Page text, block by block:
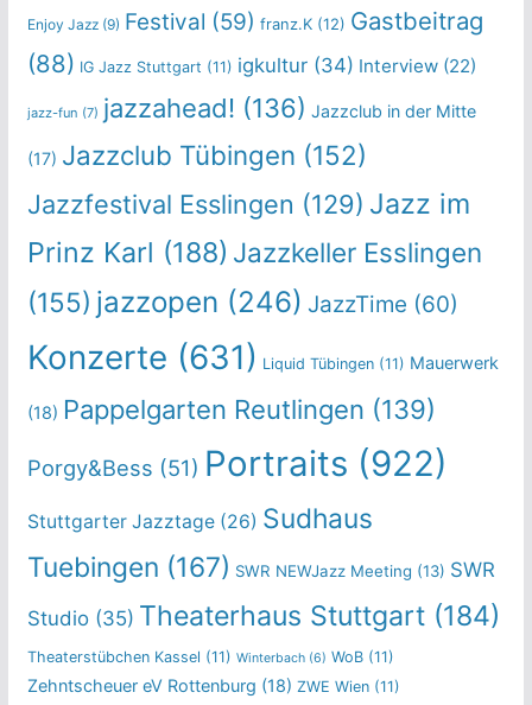
Enjoy Jazz(9) Festival (59) franz.K(12) Gastbeitrag
(88) IG Jazz Stuttgart (11) igkultur(34) Interview(22)
jazz-fun (7) jazzahead! (136) Jazzclub in der Mitte
(17) Jazzclub Tübingen (152)
Jazzfestival Esslingen (129) Jazz im
Prinz Karl (188) Jazzkeller Esslingen
(155) jazzopen (246) JazzTime (60)
Konzerte (631) Liquid Tübingen(11) Mauerwerk
(18) Pappelgarten Reutlingen (139)
Porgy&Bess (51) Portraits (922)
Stuttgarter Jazztage(26) Sudhaus
Tuebingen (167) SWR NEWJazz Meeting (13) SWR
Studio(35) Theaterhaus Stuttgart(184)
Theaterstübchen Kassel (11) Winterbach(6) WoB(11)
Zehntscheuer eV Rottenburg (18) ZWE Wien(11)